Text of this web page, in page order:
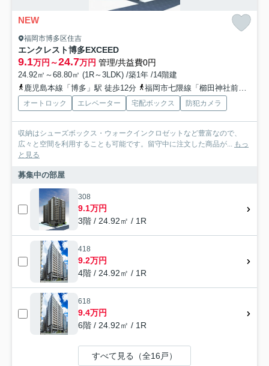
NEW
福岡市博多区住吉
エンクレスト博多EXCEED
9.1万円～24.7万円 管理/共益費0円
24.92㎡～68.80㎡ (1R～3LDK) /築1年 /14階建
鹿児島本線「博多」駅 徒歩12分
福岡市七隈線「櫛田神社前」駅 徒歩5分
オートロック エレベーター 宅配ボックス 防犯カメラ
収納はシューズボックス・ウォークインクロゼットなど豊富なので、
広々と空間を利用することも可能です。留守中に注文した商品が... もっ
と見る
募集中の部屋
308
9.1万円
3階 / 24.92㎡ / 1R
418
9.2万円
4階 / 24.92㎡ / 1R
618
9.4万円
6階 / 24.92㎡ / 1R
すべて見る（全16戸）